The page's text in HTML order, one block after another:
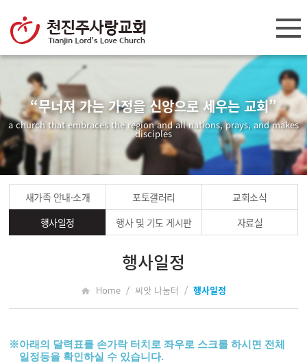
“무너져 가는 가정을 신앙으로 세우는 교회”
a church that embraces the region and all nations, prays, and makes
disciples
새가족 안내·소개 포토갤러리
교회소식
행사일정
행사 및 기도 게시판 자료실
행사일정
Home / 씨앗 나눔터 / 행사일정
※아래의 달력표를 손가락 터치로 좌우로 스크롤 하시면 전체
일정등을 확인하실 수 있습니다.